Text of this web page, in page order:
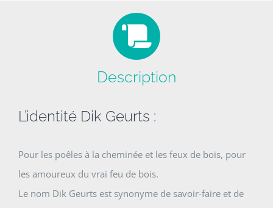
Description
L’identité Dik Geurts :
Pour les poêles à la cheminée et les feux de bois, pour
les amoureux du vrai feu de bois.
Le nom Dik Geurts est synonyme de savoir-faire et de